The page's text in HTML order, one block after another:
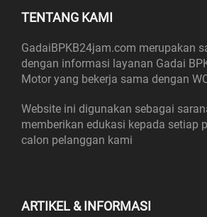
TENTANG KAMI
GadaiBPKB24jam.com merupakan
dengan informasi layanan Gadai
Motor yang bekerja sama dengan
Website ini digunakan sebagai
memberikan edukasi kepada setiap
calon pelanggan kami
ARTIKEL & INFORMASI